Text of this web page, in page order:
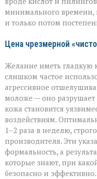
минимального времени,
и только потом
Цена чрезмерной
Желание иметь гладкую
слишком частое
агрессивное
моложе — оно разрушает
кожа становится
воздействиям.
1–2 раза в неделю,
производителя. Эти
формальность, а
которые знают, при
безопасно и эффективно.